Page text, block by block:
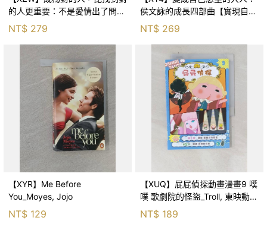
的人更重要：不是愛情出了問
題，而是認知需要升級！_Mr. P
NT$ 279
侯文詠的成長四部曲【實現自
己】_侯文詠
NT$ 269
【XYR】Me Before
You_Moyes, Jojo
NT$ 129
【XUQ】屁屁偵探動畫漫畫9 噗
噗 歌劇院的怪盜_Troll, 東映動畫
株式會社, 張東君
NT$ 189